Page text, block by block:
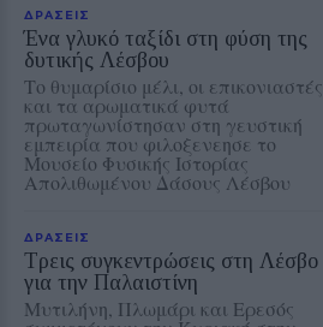
ΔΡΑΣΕΙΣ
Ένα γλυκό ταξίδι στη φύση της
δυτικής Λέσβου
Το θυμαρίσιο μέλι, οι επικονιαστές
και τα αρωματικά φυτά
πρωταγωνίστησαν στη γευστική
εμπειρία που φιλοξενεησε το
Μουσείο Φυσικής Ιστορίας
Απολιθωμένου Δάσους Λέσβου
ΔΡΑΣΕΙΣ
Τρεις συγκεντρώσεις στη Λέσβο
για την Παλαιστίνη
Μυτιλήνη, Πλωμάρι και Ερεσός